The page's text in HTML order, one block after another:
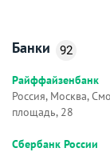
Банки 92
Райффайзенбанк
Россия, Москва,
площадь, 28
Сбербанк России